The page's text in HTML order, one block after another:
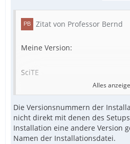
Zitat von Professor Bernd
Meine Version:
SciTE
Version 4.1.2
Feb 13 2019 23:07:51
Alles
Die Versionsnummern der
nicht direkt mit denen des
Installation eine andere Version
Namen der Installationsdatei.